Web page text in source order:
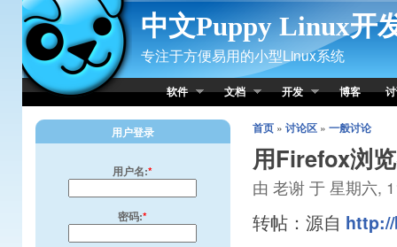
Skip to Content
中文Puppy Linux开
专注于方便易用的小型Linux系统
软件 文档 开发 博客
首页» 讨论区» 一般讨论
用Firefox浏
由 老谢 于 星期六,
转帖：源自
用户登录
用户名:*
密码:*